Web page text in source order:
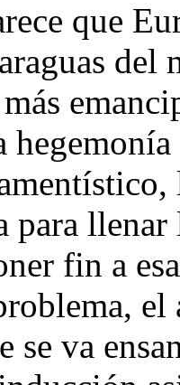
que
del
para
fin a
el
se va